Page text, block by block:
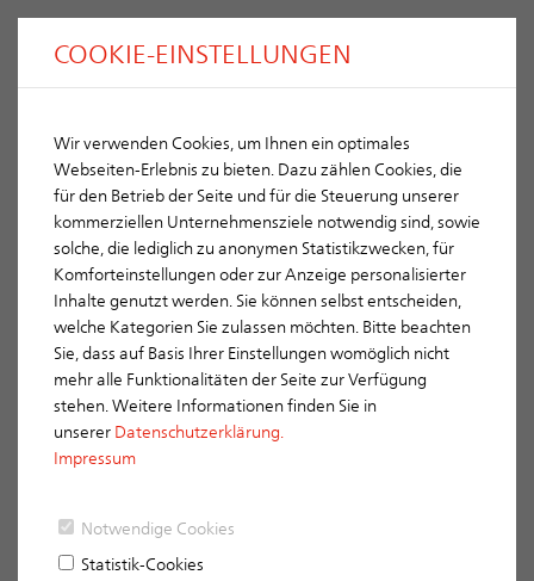
Montage Systeme
LAF-PREMIUMSCHORNSTEIN L
Einer für Alles
Premium-Schornsteinsystem für alle Anwendungsbereiche und
Brennstoffe (W3G).
Sowohl als Schornstein als auch als Luft-Abgas-Schornstein für
alle Brennstoffe anwendbar:
Das ERLUS LAF-Schornsteinsystem leitet die Verbrennungsluft
über den Schornsteinkopf und den konzentrischen
Frischluftkanal zur Feuerstätte. Der Schornsteinkopf ist dabei so
ausgebildet, dass sich keine Rauchgase mit dem Frischluftstrom
Der besondere Vorteil des ERLUS LAF-Premiumschornsteins L
liegt in den auf der Baustelle sicher und schnell montierbaren
Bausatzkomponenten. Die abgasführende Rauchrohrsäule
COOKIE-EINSTELLUNGEN
Wir verwenden Cookies, um Ihnen ein optimales
Webseiten-Erlebnis zu bieten. Dazu zählen Cookies, die
für den Betrieb der Seite und für die Steuerung unserer
kommerziellen Unternehmensziele notwendig sind, sowie
solche, die lediglich zu anonymen Statistikzwecken, für
Komforteinstellungen oder zur Anzeige personalisierter
Inhalte genutzt werden. Sie können selbst entscheiden,
welche Kategorien Sie zulassen möchten. Bitte beachten
Sie, dass auf Basis Ihrer Einstellungen womöglich nicht
mehr alle Funktionalitäten der Seite zur Verfügung
stehen. Weitere Informationen finden Sie in
unserer Datenschutzerklärung.
Impressum
Notwendige Cookies
Statistik-Cookies